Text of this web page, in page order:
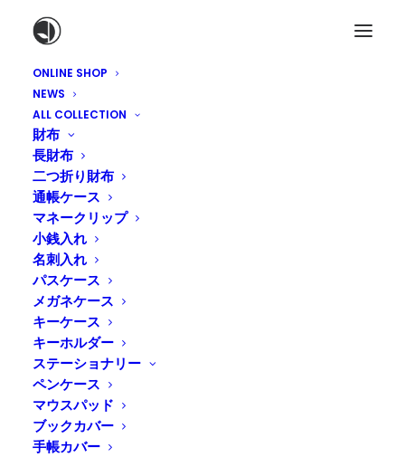
ONLINE SHOP
NEWS
ALL COLLECTION
財布
長財布
二つ折り財布
通帳ケース
マネークリップ
小銭入れ
名刺入れ
パスケース
メガネケース
キーケース
キーホルダー
ステーショナリー
ペンケース
マウスパッド
ブックカバー
手帳カバー
明けましておめでとうござ
2017年1月6日 IN